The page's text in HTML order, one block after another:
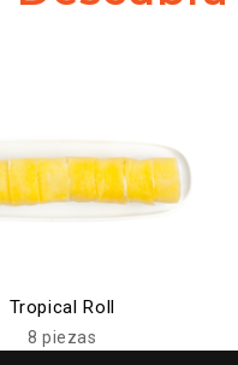
Tropical Roll
8 piezas